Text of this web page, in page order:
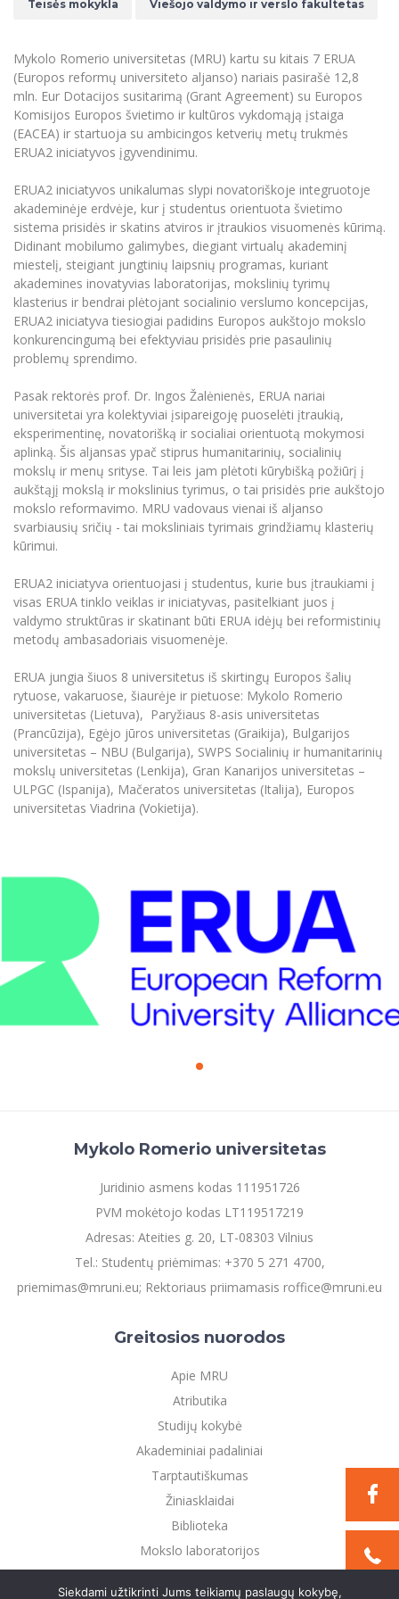
Universiteto teatras
Novikas)
MRU merginų choras
Neformaliuoju ir (ar) savišvietos būdu įgytų
Studijų organizavimas
Erasmus+ mobilumas praktikoms (SMP)
Partnerystės
Vilniaus Karaliaus Sedžiongo institutas
Frankofoniškų šalių studijų centras
Žmogaus, aplinkos ir technologijų (HET)
Doktorantūra
Projektai
Mokymų LAB
Mokslo naujienos
Kasmetiniai mokslo renginiai
Akademinė etika
Darbas MRU
Universiteto simbolika
Naujienos
Tarptautiškumas
Studentams
Studentams
Darbuotojams
Partnerystės
Azijos centras
Vilniaus Karaliaus Sedžiongo institutas
Frankofoniškų šalių studijų centras
Darbuotojams
Partnerystės
Azijos centras
Vilniaus Karaliaus Sedžiongo institutas
Frankofoniškų šalių studijų centras
Darnus vystymasis
Privatumo politika
Negalia ir individualieji poreikiai
Viešai skelbiama informacija
Parama Ukrainai
Civilinė sauga
Korupcijos prevencija
Bakalauro studijos
Magistrantūros studijos
Vadovų MBA
Švietimo ir kultūros vadovų MPA
Teisės LL.M.
Pedagogų rengimas
Doktorantūros studijos
Profesinės bakalauro studijos
Personalo valdymo centras
Privačių interesų deklaravimas
Informacija naujiems darbuotojams
Studijų Moodle (studijų vykdymui)
Darbuotojų Moodle (kompetencijų tobulinimui)
Studijų tvarkaraštis
Informacinė sistema "Studijos"
Darbuotojų elektroninis paštas
Daugiafaktorinė autentifikacija universiteto
darbuotojams (MFA)
Mokslininkų profiliai "CRIS"
Bendruomenės gerovė
MRU norminių teisės aktų duomenų bazė
Intranetas
eDVS
MRU mobilios programėlės
Pagalbos sistema
Profesinė sąjunga
Kontaktų paieška
Teisės mokykla Viešojo valdymo ir verslo fakultetas
Mykolo Romerio universitetas (MRU) kartu su kitais 7 ERUA
(Europos reformų universiteto aljanso) nariais pasirašė 12,8
mln. Eur Dotacijos susitarimą (Grant Agreement) su Europos
Komisijos Europos švietimo ir kultūros vykdomąją įstaiga
(EACEA) ir startuoja su ambicingos ketverių metų trukmės
ERUA2 iniciatyvos įgyvendinimu.
ERUA2 iniciatyvos unikalumas slypi novatoriškoje integruotoje
akademinėje erdvėje, kur į studentus orientuota švietimo
sistema prisidės ir skatins atviros ir įtraukios visuomenės kūrimą.
Didinant mobilumo galimybes, diegiant virtualų akademinį
miestelį, steigiant jungtinių laipsnių programas, kuriant
akademines inovatyvias laboratorijas, mokslinių tyrimų
klasterius ir bendrai plėtojant socialinio verslumo koncepcijas,
ERUA2 iniciatyva tiesiogiai padidins Europos aukštojo mokslo
konkurencingumą bei efektyviau prisidės prie pasaulinių
problemų sprendimo.
Pasak rektorės prof. Dr. Ingos Žalėnienės, ERUA nariai
universitetai yra kolektyviai įsipareigoję puoselėti įtraukią,
eksperimentinę, novatorišką ir socialiai orientuotą mokymosi
aplinką. Šis aljansas ypač stiprus humanitarinių, socialinių
mokslų ir menų srityse. Tai leis jam plėtoti kūrybišką požiūrį į
aukštąjį mokslą ir mokslinius tyrimus, o tai prisidės prie aukštojo
mokslo reformavimo. MRU vadovaus vienai iš aljanso
svarbiausių sričių - tai moksliniais tyrimais grindžiamų klasterių
kūrimui.
ERUA2 iniciatyva orientuojasi į studentus, kurie bus įtraukiami į
visas ERUA tinklo veiklas ir iniciatyvas, pasitelkiant juos į
valdymo struktūras ir skatinant būti ERUA idėjų bei reformistinių
metodų ambasadoriais visuomenėje.
ERUA jungia šiuos 8 universitetus iš skirtingų Europos šalių
rytuose, vakaruose, šiaurėje ir pietuose: Mykolo Romerio
universitetas (Lietuva), Paryžiaus 8-asis universitetas
(Prancūzija), Egėjo jūros universitetas (Graikija), Bulgarijos
universitetas – NBU (Bulgarija), SWPS Socialinių ir humanitarinių
mokslų universitetas (Lenkija), Gran Kanarijos universitetas –
ULPGC (Ispanija), Mačeratos universitetas (Italija), Europos
universitetas Viadrina (Vokietija).
Mykolo Romerio universitetas
Juridinio asmens kodas 111951726
PVM mokėtojo kodas LT119517219
Adresas: Ateities g. 20, LT-08303 Vilnius
Tel.: Studentų priėmimas: +370 5 271 4700,
priemimas@mruni.eu; Rektoriaus priimamasis roffice@mruni.eu
Greitosios nuorodos
Apie MRU
Atributika
Studijų kokybė
Akademiniai padaliniai
Tarptautiškumas
Žiniasklaidai
Biblioteka
Mokslo laboratorijos
Siekdami užtikrinti Jums teikiamų paslaugų kokybę,